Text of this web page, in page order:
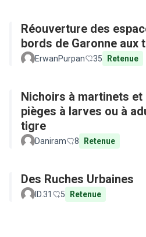
Réouverture des
bords de Garonne aux
ErwanPurpan 35 Retenue
Nichoirs à martinets et
pièges à larves ou à
tigre
Daniram 8 Retenue
Des Ruches Urbaines
ID.31 5 Retenue